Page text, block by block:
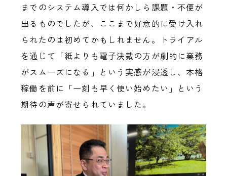
までのシステム導入では何かしら課題・不便が
出るものでしたが、ここまで好意的に受け入れ
られたのは初めてかもしれません。トライアル
を通じて「紙よりも電子決裁の方が劇的に業務
がスムーズになる」という実感が浸透し、本格
稼働を前に「一刻も早く使い始めたい」という
期待の声が寄せられていました。